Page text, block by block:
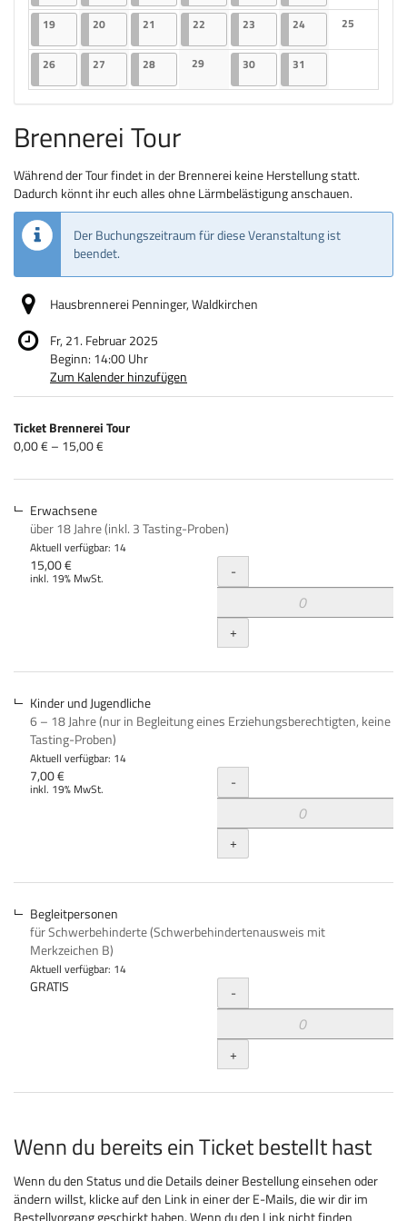
Keine
1919.05.2025
2 Veranstaltungen
2020.05.2025
2 Veranstaltungen
21 21.05.2025
2 Veranstaltungen
22 22.05.2025
2 Veranstaltungen
23 23.05.2025
2 Veranstaltungen
2424.05.2025
3 Veranstaltungen
25
Keine
2626.05.2025
2 Veranstaltungen
27 27.05.2025
2 Veranstaltungen
2828.05.2025
2 Veranstaltungen
29
Keine Veranstaltungen
3030.05.2025
2 Veranstaltungen
31
Brennerei Tour
Während der Tour findet in der Brennerei keine Herstellung statt.
Dadurch könnt ihr euch alles ohne Lärmbelästigung anschauen.
Der Buchungszeitraum für diese Veranstaltung ist
beendet.
Hausbrennerei Penninger, Waldkirchen
Fr, 21. Februar 2025
Beginn: 14:00Uhr
Zum Kalender hinzufügen
Produkte
Unkategorisierte
Produkte
Ticket Brennerei Tour
von
bis
0,00 € – 15,00 €
Erwachsene
über 18 Jahre (inkl. 3 Tasting-Proben)
Aktuell verfügbar: 14
15,00 €
inkl. 19% MwSt. Menge
-
+
Kinder und Jugendliche
6 – 18 Jahre (nur in Begleitung eines Erziehungsberechtigten, keine
Tasting-Proben)
Aktuell verfügbar: 14
7,00 €
inkl. 19% MwSt. Menge
-
+
Begleitpersonen
für Schwerbehinderte (Schwerbehindertenausweis mit
Merkzeichen B)
Aktuell verfügbar: 14
GRATIS Menge
-
+
Wenn du bereits ein Ticket bestellt hast
Wenn du den Status und die Details deiner Bestellung einsehen oder
ändern willst, klicke auf den Link in einer der E-Mails, die wir dir im